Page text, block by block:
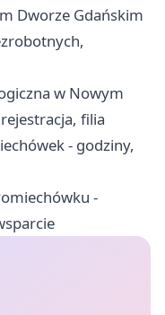
Dworze Gdańskim
w Nowym
filia
- godziny,
-